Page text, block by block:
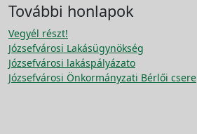
További honlapok
Vegyél részt!
Józsefvárosi Lakásügynökség
Józsefvárosi lakáspályázato
Józsefvárosi Önkormányzati Bérlői csere